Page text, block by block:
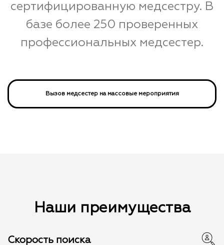
сертифицированную медсестру. В
базе более 250 проверенных
профессиональных медсестер.
Вызов медсестер на массовые мероприятия
Наши преимущества
Скорость поиска